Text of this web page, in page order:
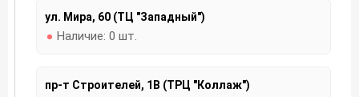
ул. Мира, 60 (ТЦ "Западный")
Наличие: 0 шт.
пр-т Строителей, 1В (ТРЦ "Коллаж")